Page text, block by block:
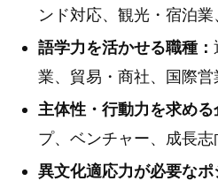
ンド対応、観光・宿泊
語学力を活かせる職種：
業、貿易・商社、国際営
主体性・行動力を求める
プ、ベンチャー、成長
異文化適応力が必要なポ